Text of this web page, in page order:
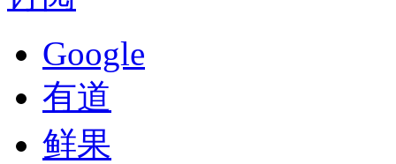
Google
有道
鲜果